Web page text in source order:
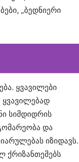
„ბედნიერი
ყვავილები
სიმდიდრის
და
იზიდავს.
ქრიზანთემებს